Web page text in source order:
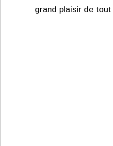
grand plaisir de tout